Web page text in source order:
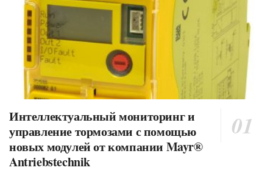
Интеллектуальный мониторинг и
управление тормозами с помощью
новых модулей от компании Mayr®
Antriebstechnik